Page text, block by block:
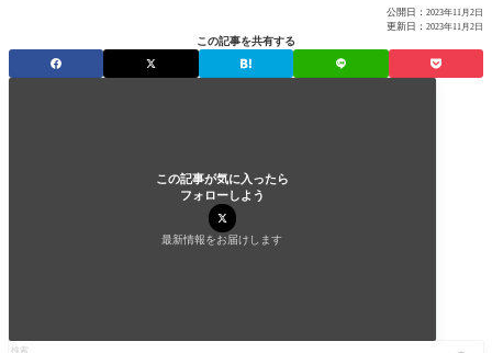
公開日： 2023年11月2日
更新日： 2023年11月2日
この記事を共有する
この記事が気に入ったら
フォローしよう
最新情報をお届けします